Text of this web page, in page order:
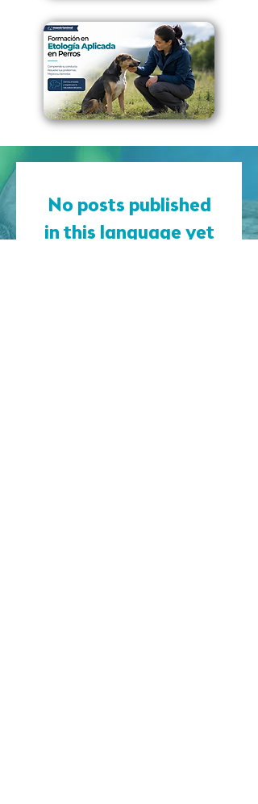
No posts published
in this language yet